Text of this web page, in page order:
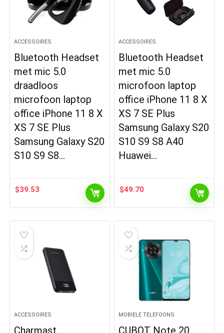
ACCESSOIRES
Bluetooth Headset
met mic 5.0
draadloos
microfoon laptop
office iPhone 11 8 X
XS 7 SE Plus
Samsung Galaxy S20
S10 S9 S8…
$39.53
ACCESSOIRES
Bluetooth Headset
met mic 5.0
microfoon laptop
office iPhone 11 8 X
XS 7 SE Plus
Samsung Galaxy S20
S10 S9 S8 A40
Huawei…
$49.70
ACCESSOIRES
Charmast
MOBIELE TELEFOONS
CUBOT Note 20